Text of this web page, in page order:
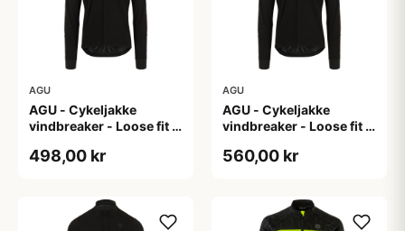
AGU
AGU - Cykeljakke
vindbreaker - Loose fit -
498,00 kr
AGU
AGU - Cykeljakke
vindbreaker - Loose fit -
560,00 kr